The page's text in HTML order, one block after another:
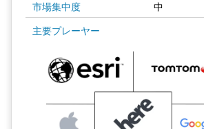
市場集中度 中
主要プレーヤー
画像 © Mordor Intelligence。再利用にはCC BY